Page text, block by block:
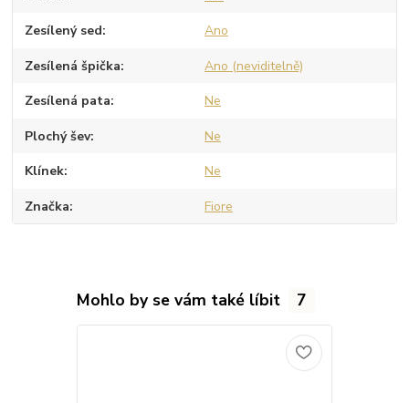
Zesílený sed Ano
Zesílená špička Ano (neviditelně)
Zesílená pata Ne
Plochý šev Ne
Klínek Ne
Značka Fiore
Mohlo by se vám také líbit 7